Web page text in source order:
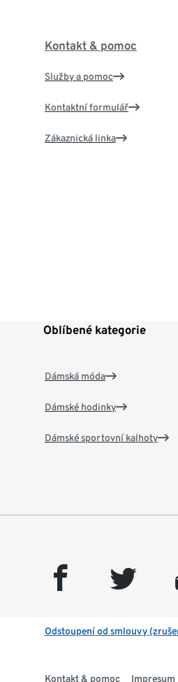
Kontakt & pomoc
Služby a pomoc
Kontaktní formulář
Zákaznická linka
Oblíbené kategorie
Dámská móda
Dámské hodinky
Dámské sportovní kalhoty
facebook twitter
Odstoupení od smlouvy
Kontakt & pomoc Impresum